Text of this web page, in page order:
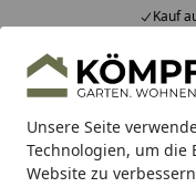
Unsere Seite
Technologien, um
Website zu
Kauf
Alle Produkte
Mein Konto
Suchen
Metabo Zubehör